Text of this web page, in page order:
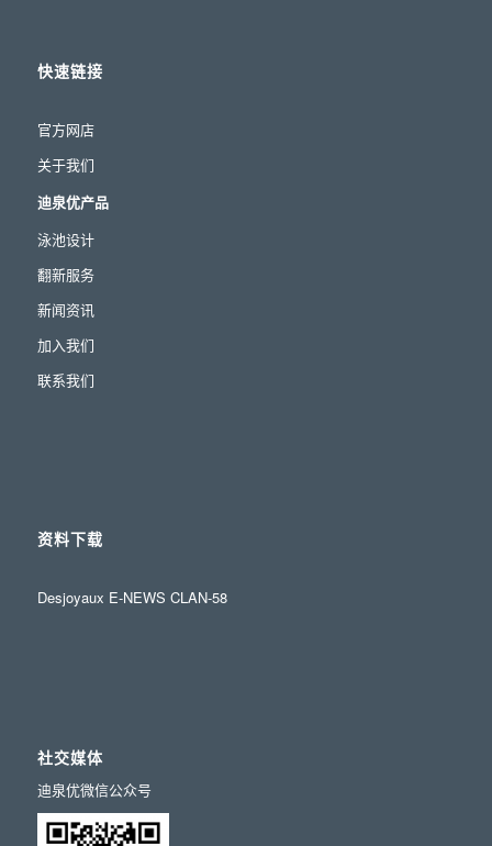
快速链接
官方网店
关于我们
迪泉优产品
泳池设计
翻新服务
新闻资讯
加入我们
联系我们
资料下载
Desjoyaux E-NEWS CLAN-58
社交媒体
迪泉优微信公众号